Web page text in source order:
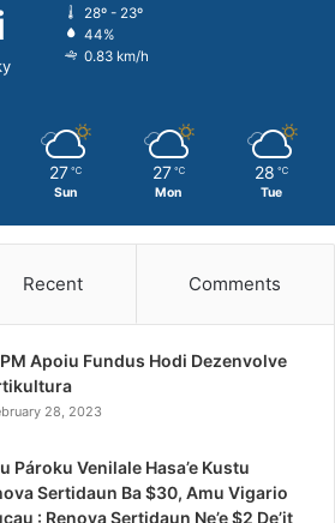
28º - 23º
44%
0.83 km/h
27 ℃
Sun
27 ℃
Mon
28 ℃
Tue
Recent Comments
Apoiu Fundus Hodi Dezenvolve
28, 2023
Pároku Venilale Hasa’e Kustu
Sertidaun Ba $30, Amu Vigario
: Renova Sertidaun Ne’e $2 De’it